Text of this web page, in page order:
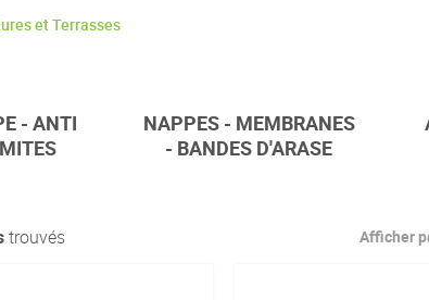
et Terrasses
- ANTI
NAPPES - MEMBRANES
- BANDES D'ARASE
trouvés Afficher